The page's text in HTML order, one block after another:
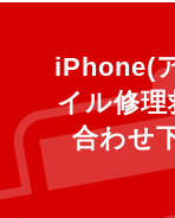
iPhone(
イル修理
合わせ